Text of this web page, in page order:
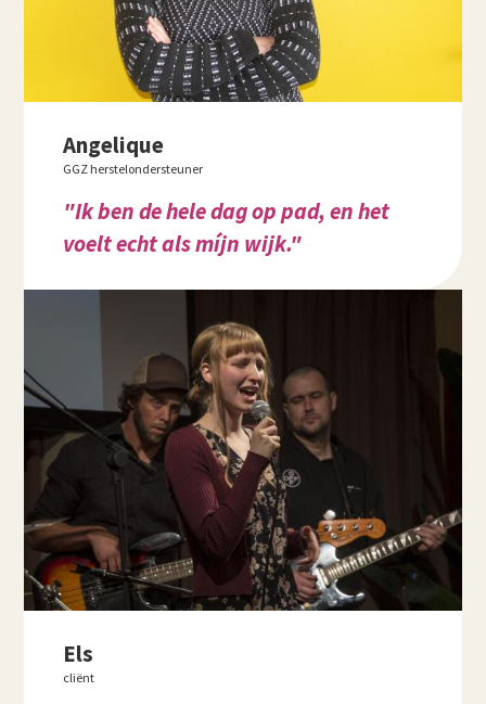
Angelique
GGZ herstelondersteuner
"Ik ben de hele dag op pad, en het
voelt echt als míjn wijk."
Els
cliënt